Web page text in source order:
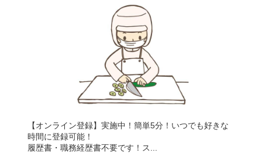
【オンライン登録】実施中！簡単5分！いつでも好きな
時間に登録可能！
履歴書・職務経歴書不要です！ス...